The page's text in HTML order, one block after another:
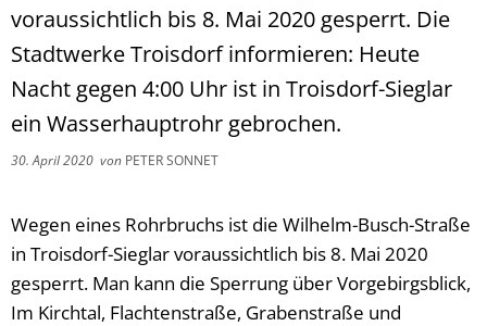
voraussichtlich bis 8. Mai 2020 gesperrt. Die
Stadtwerke Troisdorf informieren: Heute
Nacht gegen 4:00 Uhr ist in Troisdorf-Sieglar
ein Wasserhauptrohr gebrochen.
30. April 2020 von PETER SONNET
Wegen eines Rohrbruchs ist die Wilhelm-Busch-Straße
in Troisdorf-Sieglar voraussichtlich bis 8. Mai 2020
gesperrt. Man kann die Sperrung über Vorgebirgsblick,
Im Kirchtal, Flachtenstraße, Grabenstraße und